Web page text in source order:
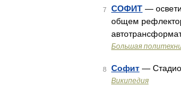
7 СОФИТ —
общем
Большая
8 Софит —
Википедия